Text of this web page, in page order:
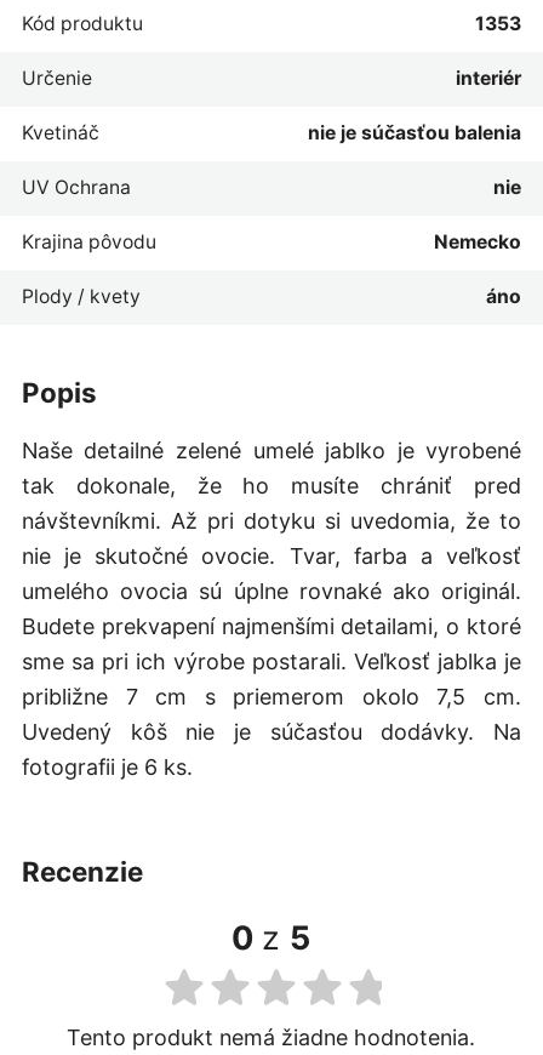
popis
Naše detailné zelené umelé jablko je vyrobené
tak dokonale, že ho musíte chrániť pred
návštevníkmi. Až pri dotyku si uvedomia, že to
nie je skutočné ovocie. Tvar, farba a veľkosť
umelého ovocia sú úplne rovnaké ako originál.
Budete prekvapení najmenšími detailami, o ktoré
sme sa pri ich výrobe postarali. Veľkosť jablka je
približne 7 cm s priemerom okolo 7,5 cm.
Uvedený kôš nie je súčasťou dodávky. Na
fotografii je 6 ks.
Kód produktu 1353
Určenie interiér
Kvetináč nie je súčasťou balenia
UV Ochrana nie
Krajina pôvodu Nemecko
Plody / kvety áno
recenzie
0 z 5
Tento produkt nemá žiadne hodnotenia.